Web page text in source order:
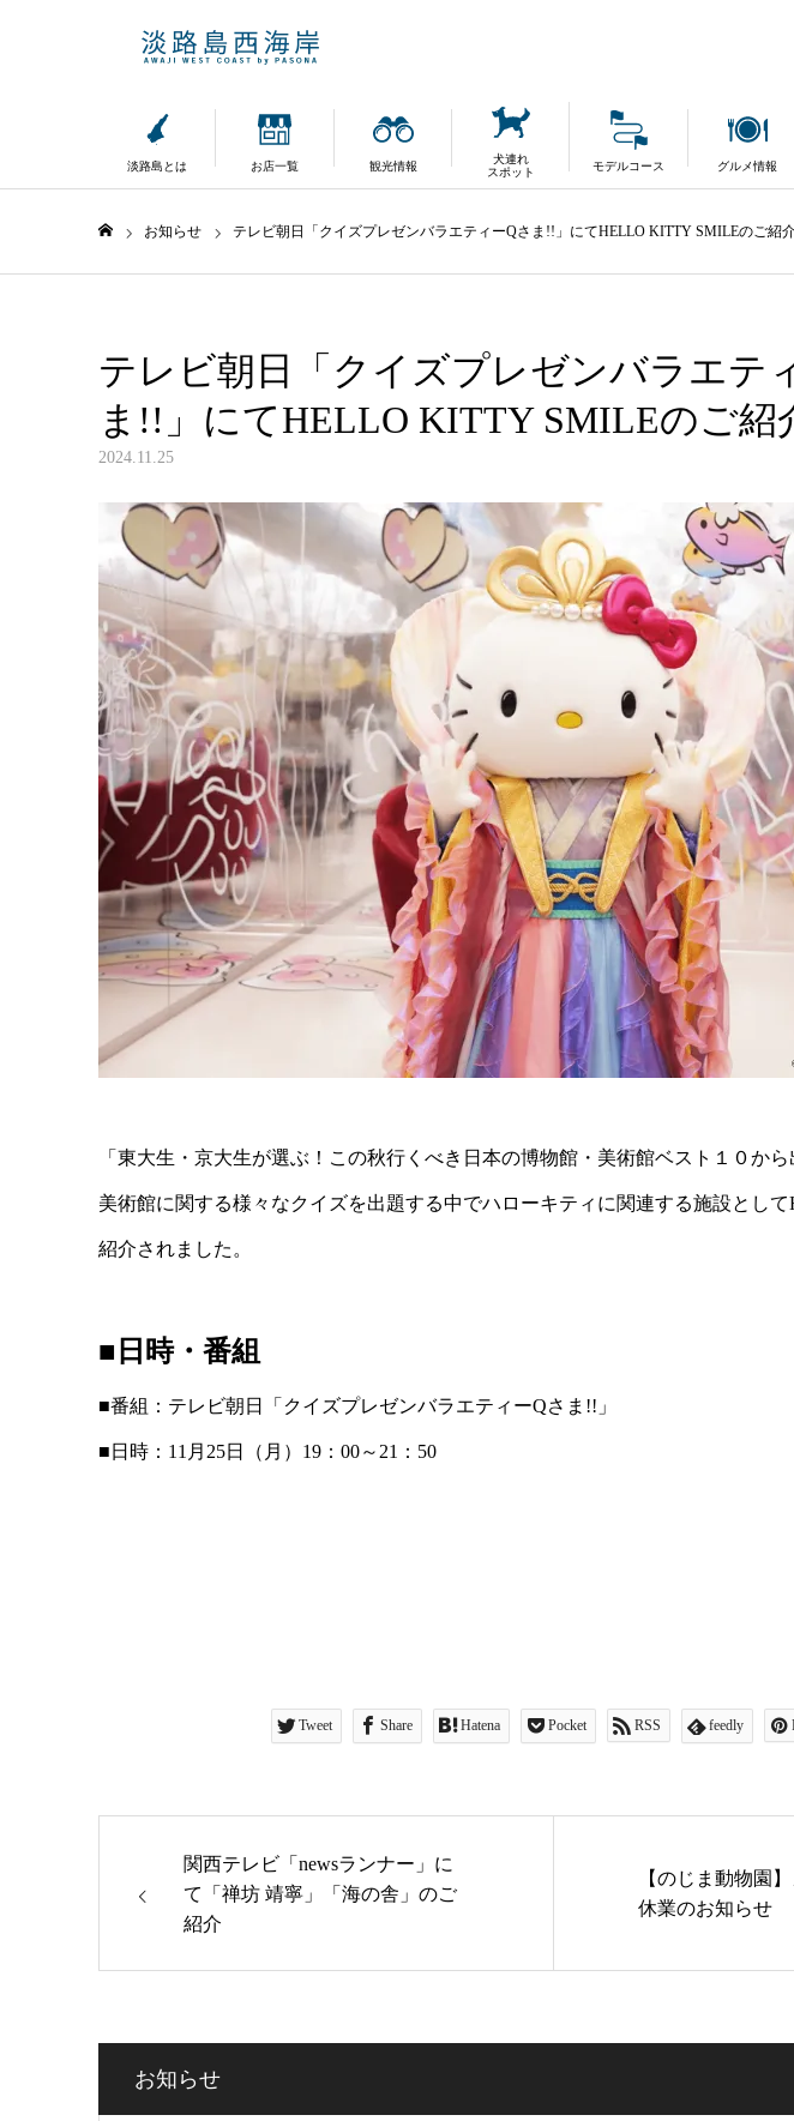
淡路島とは お店一覧 観光情報
犬連れ
スポット
モデルコース グルメ情報
お知らせ テレビ朝日「クイズプレゼンバラエティーQさま!!」にてHELLO KITTY SMILEのご紹
テレビ朝日「クイズプレゼンバラエテ
ま!!」にてHELLO KITTY SMILEのご紹
2024.11.25
「東大生・京大生が選ぶ！この秋行くべき日本の博物館・美術館ベスト１０か
美術館に関する様々なクイズを出題する中でハローキティに関連する施設とし
紹介されました。
■日時・番組
■番組：テレビ朝日「クイズプレゼンバラエティーQさま!!」
■日時：11月25日（月）19：00～21：50
Tweet Share Hatena Pocket RSS feedly
関西テレビ「newsランナー」に
て「禅坊 靖寧」「海の舎」のご
紹介
【のじま動物園
休業のお知らせ
お知らせ